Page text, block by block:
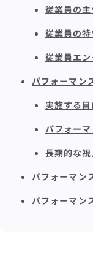
従業員の
従業員の
従業員エ
パフォーマン
実施する
パフォー
長期的な
パフォーマン
パフォーマン